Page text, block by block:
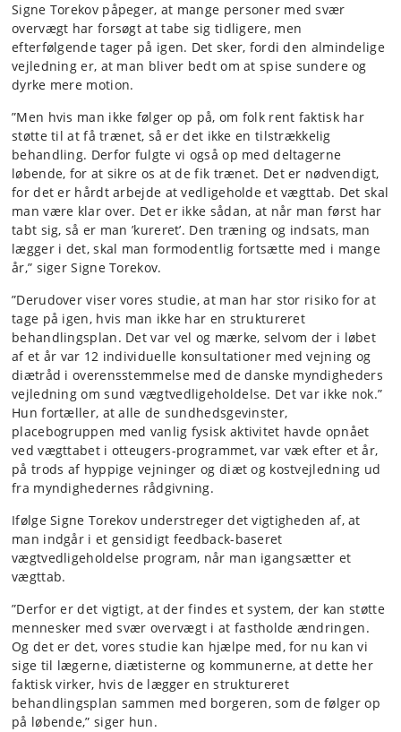
Signe Torekov påpeger, at mange personer med svær
overvægt har forsøgt at tabe sig tidligere, men
efterfølgende tager på igen. Det sker, fordi den almindelige
vejledning er, at man bliver bedt om at spise sundere og
dyrke mere motion.
”Men hvis man ikke følger op på, om folk rent faktisk har
støtte til at få trænet, så er det ikke en tilstrækkelig
behandling. Derfor fulgte vi også op med deltagerne
løbende, for at sikre os at de fik trænet. Det er nødvendigt,
for det er hårdt arbejde at vedligeholde et vægttab. Det skal
man være klar over. Det er ikke sådan, at når man først har
tabt sig, så er man ’kureret’. Den træning og indsats, man
lægger i det, skal man formodentlig fortsætte med i mange
år,” siger Signe Torekov.
”Derudover viser vores studie, at man har stor risiko for at
tage på igen, hvis man ikke har en struktureret
behandlingsplan. Det var vel og mærke, selvom der i løbet
af et år var 12 individuelle konsultationer med vejning og
diætråd i overensstemmelse med de danske myndigheders
vejledning om sund vægtvedligeholdelse. Det var ikke nok.”
Hun fortæller, at alle de sundhedsgevinster,
placebogruppen med vanlig fysisk aktivitet havde opnået
ved vægttabet i otteugers-programmet, var væk efter et år,
på trods af hyppige vejninger og diæt og kostvejledning ud
fra myndighedernes rådgivning.
Ifølge Signe Torekov understreger det vigtigheden af, at
man indgår i et gensidigt feedback-baseret
vægtvedligeholdelse program, når man igangsætter et
vægttab.
”Derfor er det vigtigt, at der findes et system, der kan støtte
mennesker med svær overvægt i at fastholde ændringen.
Og det er det, vores studie kan hjælpe med, for nu kan vi
sige til lægerne, diætisterne og kommunerne, at dette her
faktisk virker, hvis de lægger en struktureret
behandlingsplan sammen med borgeren, som de følger op
på løbende,” siger hun.